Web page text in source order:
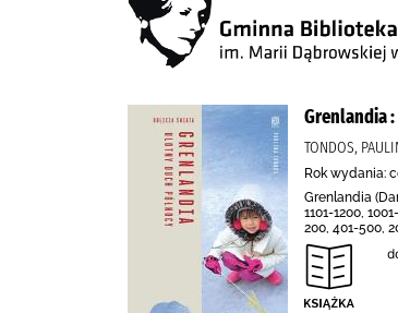
Grenlandia
TONDOS,
Rok wydania:
Grenlandia
1101-1200,
200, 401-500,